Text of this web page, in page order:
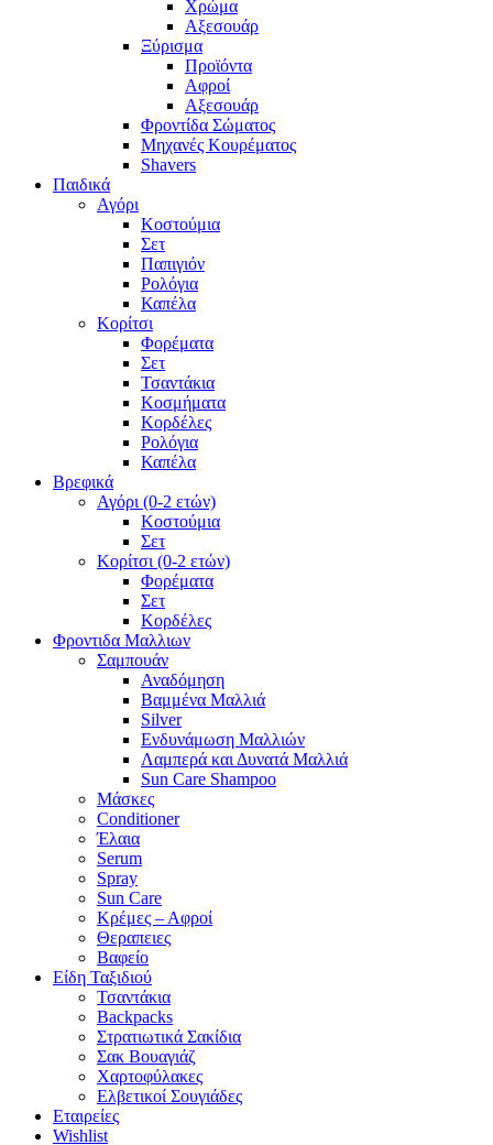
Χρώμα
Αξεσουάρ
Ξύρισμα
Προϊόντα
Αφροί
Αξεσουάρ
Φροντίδα Σώματος
Μηχανές Κουρέματος
Shavers
Παιδικά
Αγόρι
Κοστούμια
Σετ
Παπιγιόν
Ρολόγια
Καπέλα
Κορίτσι
Φορέματα
Σετ
Τσαντάκια
Κοσμήματα
Κορδέλες
Ρολόγια
Καπέλα
Βρεφικά
Αγόρι (0-2 ετών)
Κοστούμια
Σετ
Κορίτσι (0-2 ετών)
Φορέματα
Σετ
Κορδέλες
Φροντιδα Μαλλιων
Σαμπουάν
Αναδόμηση
Βαμμένα Μαλλιά
Silver
Ενδυνάμωση Μαλλιών
Λαμπερά και Δυνατά Μαλλιά
Sun Care Shampoo
Μάσκες
Conditioner
Έλαια
Serum
Spray
Sun Care
Κρέμες – Αφροί
Θεραπειες
Βαφείο
Είδη Ταξιδιού
Τσαντάκια
Backpacks
Στρατιωτικά Σακίδια
Σακ Βουαγιάζ
Χαρτοφύλακες
Ελβετικοί Σουγιάδες
Εταιρείες
Wishlist